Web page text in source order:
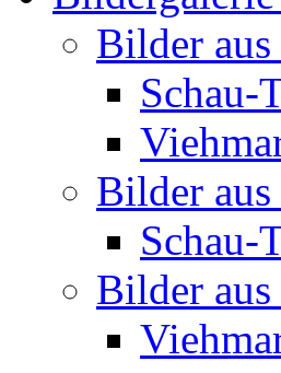
Bilder aus
Schau-
Bilder aus
Schau-
Bilder aus